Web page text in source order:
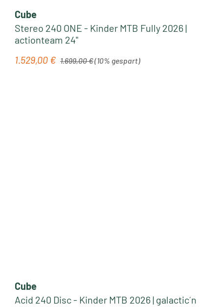
Cube
Stereo 240 ONE - Kinder MTB Fully 2026 |
actionteam 24"
Verkaufspreis:
1.529,00 € 1.699,00 €(10% gespart)
Cube
Acid 240 Disc - Kinder MTB 2026 | galactic´n